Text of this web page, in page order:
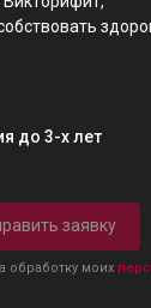
до 3-х лет
заявку
обработку моих